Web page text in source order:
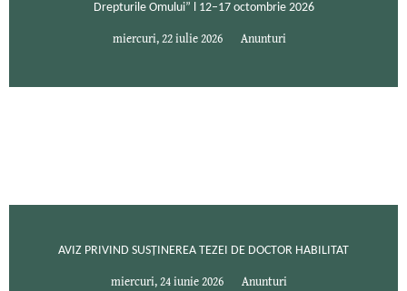
Drepturile Omului” l 12–17 octombrie 2026
miercuri, 22 iulie 2026 Anunturi
AVIZ PRIVIND SUSȚINEREA TEZEI DE DOCTOR HABILITAT
miercuri, 24 iunie 2026 Anunturi